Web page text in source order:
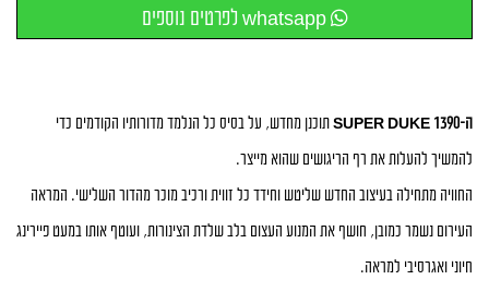
whatsapp לפרטים נוספים
ה-SUPER DUKE 1390 תוכנן מחדש, על בסיס כל הנלמד מדורותיו הקודמים כדי
להמשיך להעלות את רף הריגושים שהוא מייצר.
החוויה מתחילה בעיצוב החדש שליטש וחידד כל זווית ורכיב מוכר מהדור השלישי. המראה
העירום נשמר כמובן, חושף את המנוע העצום בלב שלדת הצינורות, ועוטף אותו במעט פיירינג
חיוני ואגרסיבי למראה.